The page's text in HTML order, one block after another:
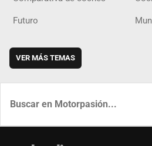
Futuro
VER MÁS TEMAS